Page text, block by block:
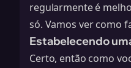
regularmente é
só. Vamos ver como
Estabelecendo
Certo, então como